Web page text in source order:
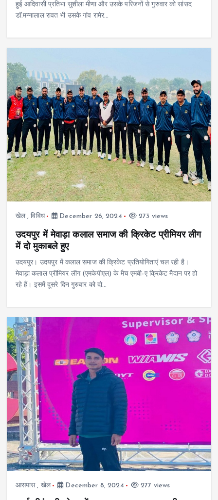
हुई आदिवासी प्रतिभा सुशीला मीणा और उसके परिजनों से गुरुवार को सांसद
डॉ.मन्नालाल रावत भी उसके गांव रामेर…
खेल,विविध December 26, 2024 273 views
उदयपुर में मेवाड़ा कलाल समाज की क्रिकेट प्रीमियर लीग
में दो मुकाबले हुए
उदयपुर। उदयपुर में कलाल समाज की क्रिकेट प्रतियोगिताएं चल रही है।
मेवाड़ा कलाल प्रीमियर लीग (एमकेपीएल) के मैच एमबी-ए क्रिकेट मैदान पर हो
रहे हैं। इसमें दूसरे दिन गुरुवार को दो…
आसपास, खेल December 8, 2024 277 views